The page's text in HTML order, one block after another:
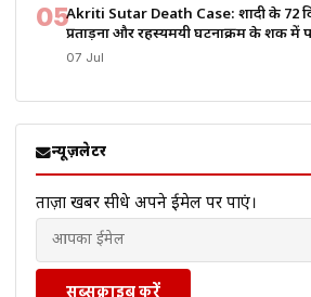
05Akriti Sutar Death Case: शादी के 72
प्रताड़ना और रहस्यमयी घटनाक्रम के शक में
07 Jul
न्यूज़लेटर
ताज़ा खबरें सीधे अपने ईमेल पर पाएं।
सब्सक्राइब करें